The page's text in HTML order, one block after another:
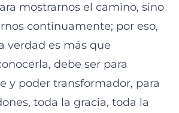
mostrarnos el camino, sino
continuamente; por eso,
verdad es más que
debe ser para
y poder transformador, para
toda la gracia, toda la